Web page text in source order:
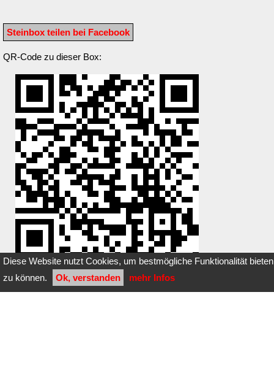
Diese Website nutzt Cookies, um bestmögliche Funktionalität bieten
zu können.
Ok, verstanden mehr Infos
Steinbox teilen bei Facebook
QR-Code zu dieser Box: